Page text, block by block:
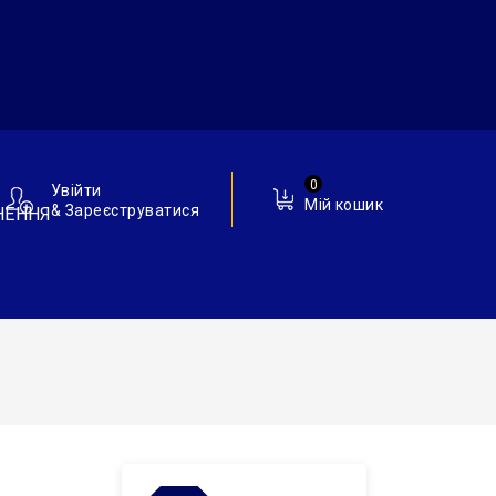
Мій кошик
0
Увійти
& Зареєструватися